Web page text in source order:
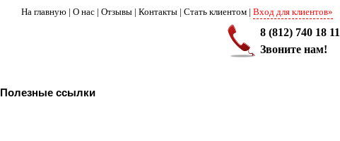
На главную | О нас | Отзывы | Контакты | Стать клиентом | Вход для клиентов»
8 (812) 740 18 11
Звоните нам!
Полезные ссылки